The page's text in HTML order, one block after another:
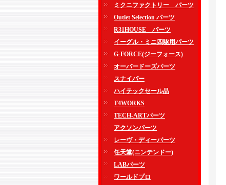
ミクニファクトリー パーツ
Outlet Selection パーツ
R31HOUSE パーツ
イーグル・ミニ四駆用パーツ
G-FORCE(ジーフォース)
オーバードーズパーツ
スナイパー
ハイテックセール品
T4WORKS
TECH-ARTパーツ
アクソンパーツ
レーヴ・ディーパーツ
任天堂(ニンテンドー)
LABパーツ
ワールドプロ